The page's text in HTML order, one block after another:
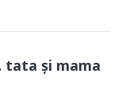
tata și mama